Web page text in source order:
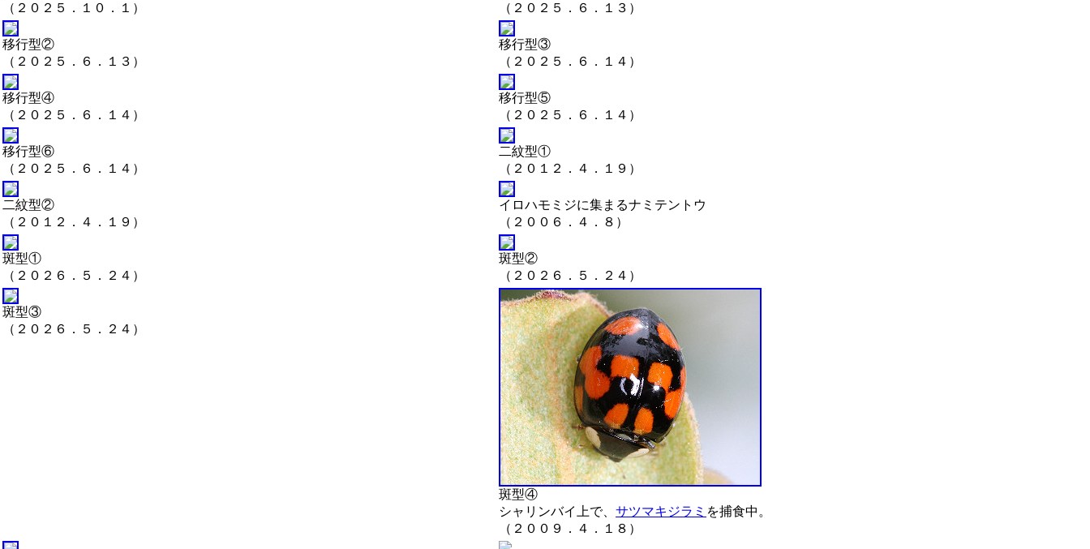
（２０２５．１０．１）
（２０２５．６．１３）
移行型②
（２０２５．６．１３）
移行型③
（２０２５．６．１４）
移行型④
（２０２５．６．１４）
移行型⑤
（２０２５．６．１４）
移行型⑥
（２０２５．６．１４）
二紋型①
（２０１２．４．１９）
二紋型②
（２０１２．４．１９）
イロハモミジに集まるナミテントウ
（２００６．４．８）
斑型①
（２０２６．５．２４）
斑型②
（２０２６．５．２４）
斑型③
（２０２６．５．２４）
斑型④
シャリンバイ上で、 サツマキジラミ を捕食中。
（２００９．４．１８）